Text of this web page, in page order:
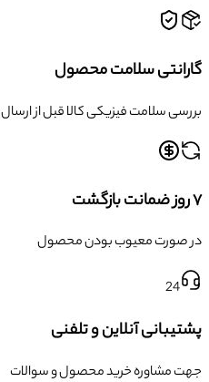
گارانتی سلامت محصول
بررسی سلامت فیزیکی کالا قبل از ارسال
۷ روز ضمانت بازگشت
در صورت معیوب بودن محصول
24
پشتیبانی آنلاین و تلفنی
جهت مشاوره خرید محصول و سوالات